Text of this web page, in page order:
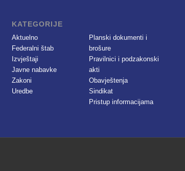
KATEGORIJE
Aktuelno
Federalni štab
Izvještaji
Javne nabavke
Zakoni
Uredbe
Planski dokumenti i
brošure
Pravilnici i podzakonski
akti
Obavještenja
Sindikat
Pristup informacijama